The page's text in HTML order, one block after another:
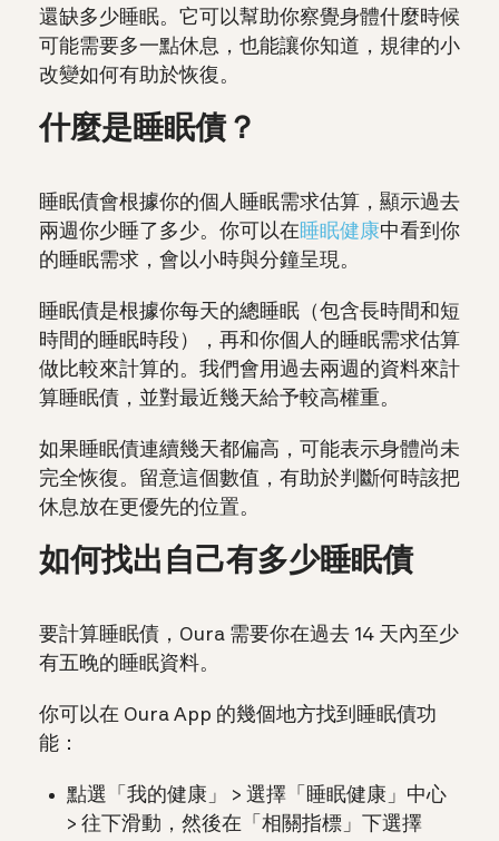
還缺多少睡眠。它可以幫助你察覺身體什麼時候
可能需要多一點休息，也能讓你知道，規律的小
改變如何有助於恢復。
什麼是睡眠債？
睡眠債會根據你的個人睡眠需求估算，顯示過去
兩週你少睡了多少。你可以在睡眠健康中看到你
的睡眠需求，會以小時與分鐘呈現。
睡眠債是根據你每天的總睡眠（包含長時間和短
時間的睡眠時段），再和你個人的睡眠需求估算
做比較來計算的。我們會用過去兩週的資料來計
算睡眠債，並對最近幾天給予較高權重。
如果睡眠債連續幾天都偏高，可能表示身體尚未
完全恢復。留意這個數值，有助於判斷何時該把
休息放在更優先的位置。
如何找出自己有多少睡眠債
要計算睡眠債，Oura 需要你在過去 14 天內至少
有五晚的睡眠資料。
你可以在 Oura App 的幾個地方找到睡眠債功
能：
點選「我的健康」 > 選擇「睡眠健康」中心
> 往下滑動，然後在「相關指標」下選擇